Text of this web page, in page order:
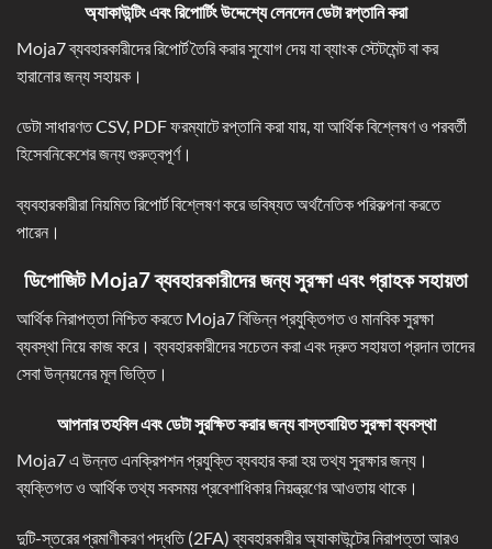
অ্যাকাউন্টিং এবং রিপোর্টিং উদ্দেশ্যে লেনদেন ডেটা রপ্তানি করা
Moja7 ব্যবহারকারীদের রিপোর্ট তৈরি করার সুযোগ দেয় যা ব্যাংক স্টেটমেন্ট বা কর
হারানোর জন্য সহায়ক।
ডেটা সাধারণত CSV, PDF ফরম্যাটে রপ্তানি করা যায়, যা আর্থিক বিশ্লেষণ ও পরবর্তী
হিসেবনিকেশের জন্য গুরুত্বপূর্ণ।
ব্যবহারকারীরা নিয়মিত রিপোর্ট বিশ্লেষণ করে ভবিষ্যত অর্থনৈতিক পরিকল্পনা করতে
পারেন।
ডিপোজিট Moja7ব্যবহারকারীদের জন্য সুরক্ষা এবং গ্রাহক সহায়তা
আর্থিক নিরাপত্তা নিশ্চিত করতে Moja7 বিভিন্ন প্রযুক্তিগত ও মানবিক সুরক্ষা
ব্যবস্থা নিয়ে কাজ করে। ব্যবহারকারীদের সচেতন করা এবং দ্রুত সহায়তা প্রদান তাদের
সেবা উন্নয়নের মূল ভিত্তি।
আপনার তহবিল এবং ডেটা সুরক্ষিত করার জন্য বাস্তবায়িত সুরক্ষা ব্যবস্থা
Moja7 এ উন্নত এনক্রিপশন প্রযুক্তি ব্যবহার করা হয় তথ্য সুরক্ষার জন্য।
ব্যক্তিগত ও আর্থিক তথ্য সবসময় প্রবেশাধিকার নিয়ন্ত্রণের আওতায় থাকে।
দুটি-স্তরের প্রমাণীকরণ পদ্ধতি (2FA) ব্যবহারকারীর অ্যাকাউন্টের নিরাপত্তা আরও